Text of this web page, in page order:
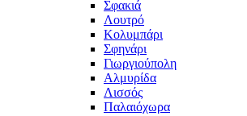
Σφακιά
Λουτρό
Κολυμπάρι
Σφηνάρι
Γιωργιούπολη
Αλμυρίδα
Λισσός
Παλαιόχωρα